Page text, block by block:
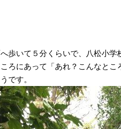
歩いて５分くらいで、八松小
ろにあって「あれ？こんなと
です。